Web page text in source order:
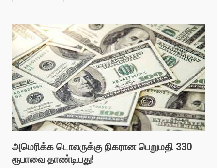
அமெரிக்க டொலருக்கு நிகரான பெறுமதி 330
ரூபாவை தாண்டியது!